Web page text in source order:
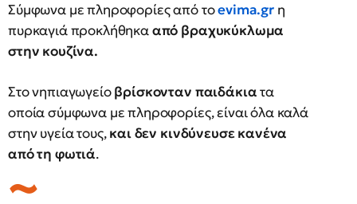
Σύμφωνα με πληροφορίες από τοevima.grη
πυρκαγιά προκλήθηκααπό βραχυκύκλωμα
στην κουζίνα.
Στο νηπιαγωγείοβρίσκονταν παιδάκιατα
οποία σύμφωνα με πληροφορίες, είναι όλα καλά
στην υγεία τους,και δεν κινδύνευσε κανένα
από τη φωτιά.